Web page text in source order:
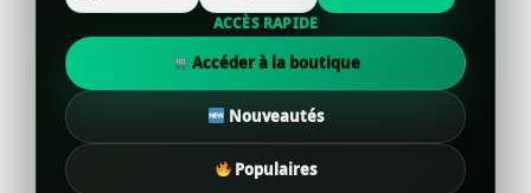
ACCÈS RAPIDE
Accéder à la boutique
Nouveautés
Populaires